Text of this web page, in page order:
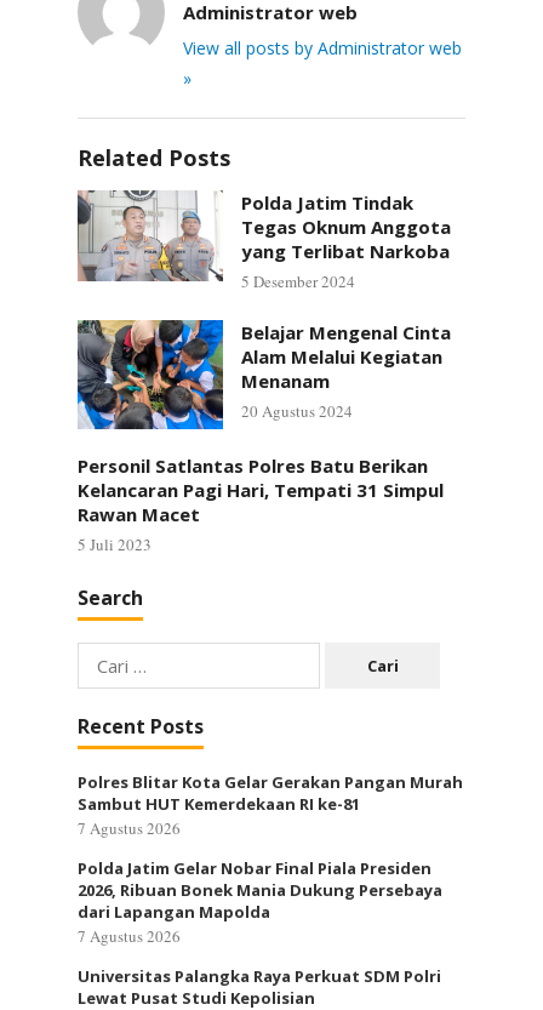
Administrator web
View all posts by Administrator web
»
Related Posts
Polda Jatim Tindak
Tegas Oknum Anggota
yang Terlibat Narkoba
5 Desember 2024
Belajar Mengenal Cinta
Alam Melalui Kegiatan
Menanam
20 Agustus 2024
Personil Satlantas Polres Batu Berikan
Kelancaran Pagi Hari, Tempati 31 Simpul
Rawan Macet
5 Juli 2023
Search
Cari
untuk:
Recent Posts
Polres Blitar Kota Gelar Gerakan Pangan Murah
Sambut HUT Kemerdekaan RI ke-81
7 Agustus 2026
Polda Jatim Gelar Nobar Final Piala Presiden
2026, Ribuan Bonek Mania Dukung Persebaya
dari Lapangan Mapolda
7 Agustus 2026
Universitas Palangka Raya Perkuat SDM Polri
Lewat Pusat Studi Kepolisian